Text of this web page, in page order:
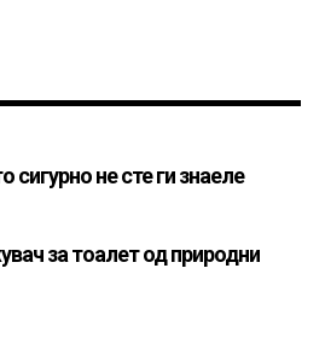
не сте ги знаеле
за тоалет од природни